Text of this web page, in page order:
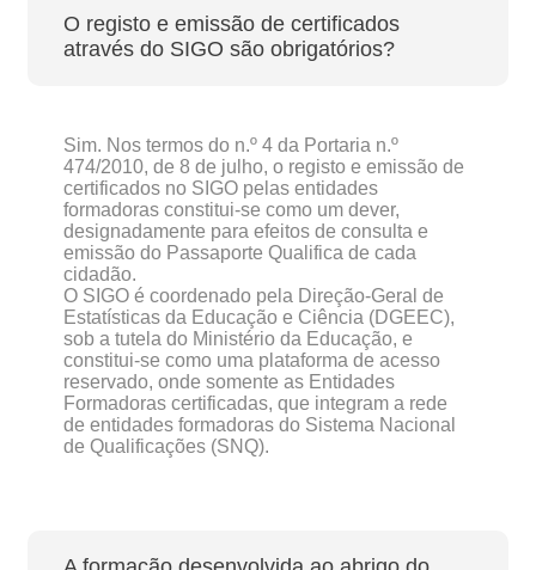
O registo e emissão de certificados
através do SIGO são obrigatórios?
Sim. Nos termos do n.º 4 da Portaria n.º
474/2010, de 8 de julho, o registo e emissão de
certificados no SIGO pelas entidades
formadoras constitui-se como um dever,
designadamente para efeitos de consulta e
emissão do Passaporte Qualifica de cada
cidadão.
O SIGO é coordenado pela Direção-Geral de
Estatísticas da Educação e Ciência (DGEEC),
sob a tutela do Ministério da Educação, e
constitui-se como uma plataforma de acesso
reservado, onde somente as Entidades
Formadoras certificadas, que integram a rede
de entidades formadoras do Sistema Nacional
de Qualificações (SNQ).